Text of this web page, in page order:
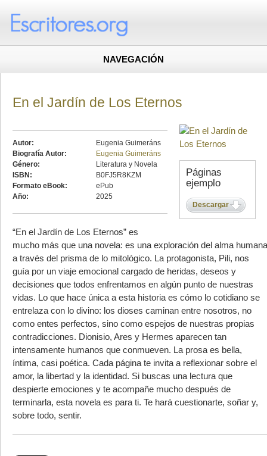
NAVEGACIÓN
Páginas
ejemplo
Descargar
En el Jardín de Los Eternos
Autor:
Eugenia Guimeráns
Biografía Autor:
Eugenia Guimeráns
Género:
Literatura y Novela
ISBN:
B0FJ5R8KZM
Formato eBook:
ePub
Año:
2025
“En el Jardín de Los Eternos” es
mucho más que una novela: es una exploración del alma humana
a través del prisma de lo mitológico. La protagonista, Pili, nos
guía por un viaje emocional cargado de heridas, deseos y
decisiones que todos enfrentamos en algún punto de nuestras
vidas. Lo que hace única a esta historia es cómo lo cotidiano se
entrelaza con lo divino: los dioses caminan entre nosotros, no
como entes perfectos, sino como espejos de nuestras propias
contradicciones. Dionisio, Ares y Hermes aparecen tan
intensamente humanos que conmueven. La prosa es bella,
íntima, casi poética. Cada página te invita a reflexionar sobre el
amor, la libertad y la identidad. Si buscas una lectura que
despierte emociones y te acompañe mucho después de
terminarla, esta novela es para ti. Te hará cuestionarte, soñar y,
sobre todo, sentir.